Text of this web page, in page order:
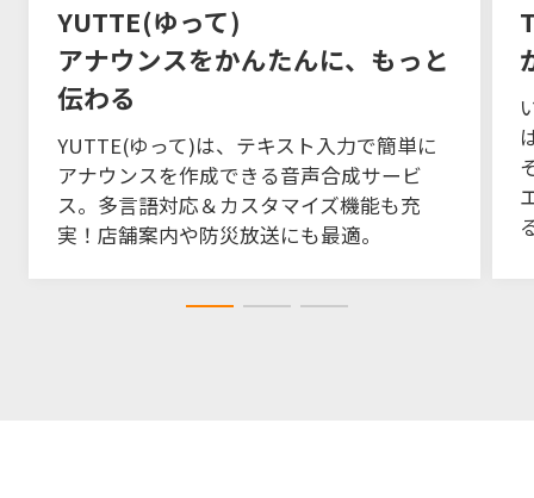
YUTTE(ゆって)
アナウンスをかんたんに、もっと
伝わる
YUTTE(ゆって)は、テキスト入力で簡単に
アナウンスを作成できる音声合成サービ
ス。多言語対応＆カスタマイズ機能も充
実！店舗案内や防災放送にも最適。